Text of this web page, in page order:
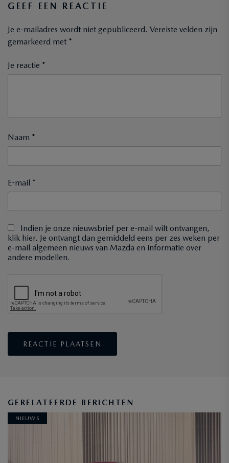
GEEF EEN REACTIE
Je e-mailadres wordt niet gepubliceerd. Vereiste velden zijn
gemarkeerd met *
Je reactie *
Naam *
E-mail *
Indien je onze nieuwsbrief per e-mail wilt ontvangen,
klik hier. Je ontvangt dan gemiddeld eens per zes weken per
e-mail algemeen nieuws van Mazda en informatie over
andere modellen.
GERELATEERDE BERICHTEN
NIEUWS